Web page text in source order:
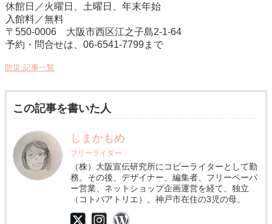
休館日／火曜日、土曜日、年末年始
入館料／無料
〒550-0006 大阪市西区江之子島2-1-64
予約・問合せは、06-6541-7799まで
防災 記事一覧
この記事を書いた人
しまかもめ
フリーライター
（株）大阪宣伝研究所にコピーライターとして勤
務。その後、デザイナー、編集者、フリーペーパ
ー営業、ネットショップ企画運営を経て、独立
（コトバアトリエ）。神戸市在住の3児の母。